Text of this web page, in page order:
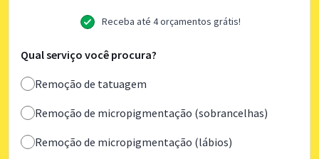
Receba até 4 orçamentos grátis!
Qual serviço você procura?
Remoção de tatuagem
Remoção de micropigmentação (sobrancelhas)
Remoção de micropigmentação (lábios)